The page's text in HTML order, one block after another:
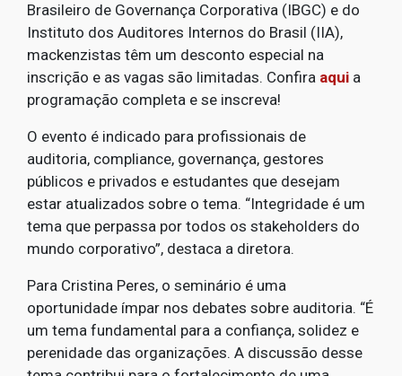
Brasileiro de Governança Corporativa (IBGC) e do
Instituto dos Auditores Internos do Brasil (IIA),
mackenzistas têm um desconto especial na
inscrição e as vagas são limitadas. Confira aqui a
programação completa e se inscreva!
O evento é indicado para profissionais de
auditoria, compliance, governança, gestores
públicos e privados e estudantes que desejam
estar atualizados sobre o tema. “Integridade é um
tema que perpassa por todos os stakeholders do
mundo corporativo”, destaca a diretora.
Para Cristina Peres, o seminário é uma
oportunidade ímpar nos debates sobre auditoria. “É
um tema fundamental para a confiança, solidez e
perenidade das organizações. A discussão desse